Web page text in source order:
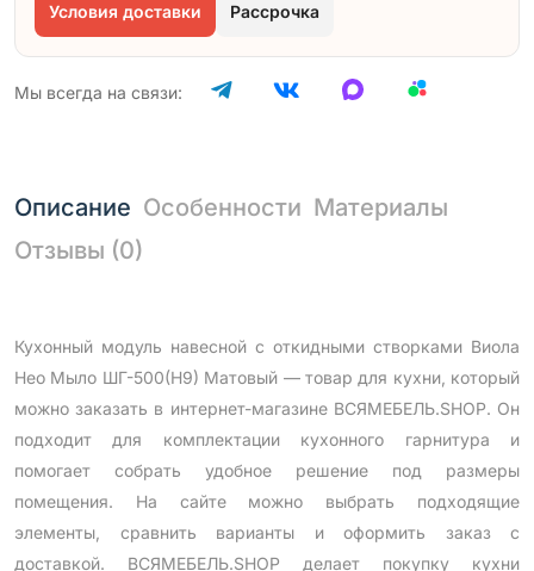
Условия доставки Рассрочка
Мы всегда на связи:
Описание Особенности Материалы
Отзывы (0)
Кухонный модуль навесной с откидными створками Виола
Нео Мыло ШГ-500(Н9) Матовый — товар для кухни, который
можно заказать в интернет-магазине ВСЯМЕБЕЛЬ.SHOP. Он
подходит для комплектации кухонного гарнитура и
помогает собрать удобное решение под размеры
помещения. На сайте можно выбрать подходящие
элементы, сравнить варианты и оформить заказ с
доставкой. ВСЯМЕБЕЛЬ.SHOP делает покупку кухни